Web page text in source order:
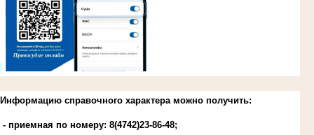
Информацию справочного характера можно получить:
- приемная по номеру: 8(4742)23-86-48;